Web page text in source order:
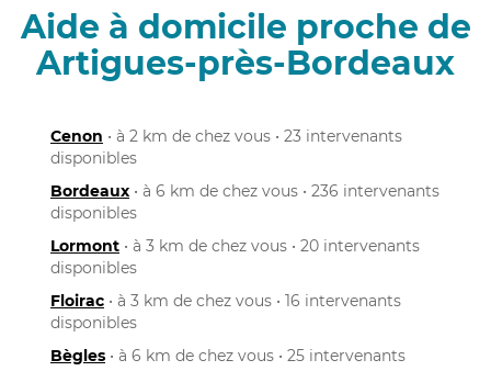
Aide à domicile proche de
Artigues-près-Bordeaux
Cenon • à 2 km de chez vous • 23 intervenants
disponibles
Bordeaux • à 6 km de chez vous • 236 intervenants
disponibles
Lormont • à 3 km de chez vous • 20 intervenants
disponibles
Floirac • à 3 km de chez vous • 16 intervenants
disponibles
Bègles • à 6 km de chez vous • 25 intervenants